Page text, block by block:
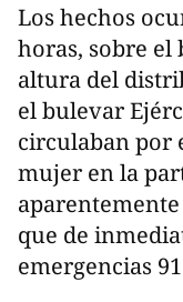
Los hechos
horas, sobre el
altura del
el bulevar
circulaban por
mujer en la
que de
emergencias